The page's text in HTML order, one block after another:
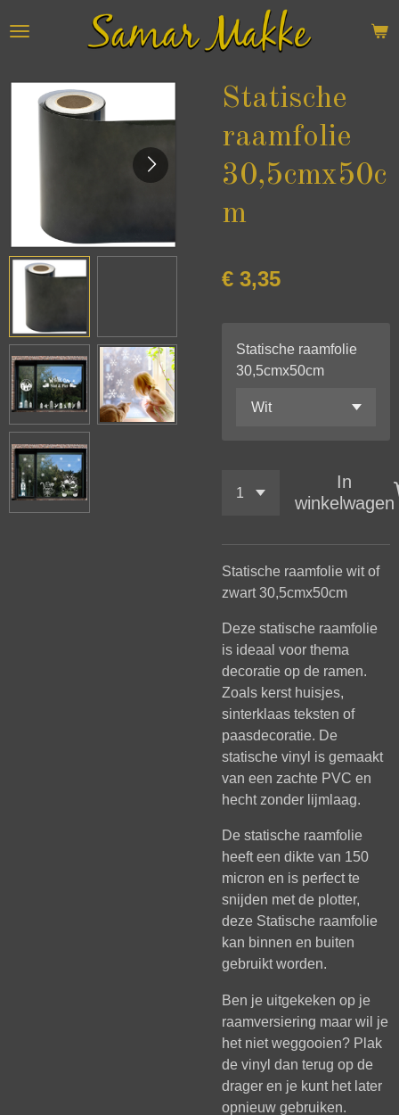
direct
de
hoofdinhoud
Statische
raamfolie
30,5cmx50c
m
€ 3,35
Statische raamfolie
30,5cmx50cm
In
winkelwagen
Statische raamfolie wit of
zwart 30,5cmx50cm
Deze statische raamfolie
is ideaal voor thema
decoratie op de ramen.
Zoals kerst huisjes,
sinterklaas teksten of
paasdecoratie. De
statische vinyl is gemaakt
van een zachte PVC en
hecht zonder lijmlaag.
De statische raamfolie
heeft een dikte van 150
micron en is perfect te
snijden met de plotter,
deze Statische raamfolie
kan binnen en buiten
gebruikt worden.
Ben je uitgekeken op je
raamversiering maar wil je
het niet weggooien? Plak
de vinyl dan terug op de
drager en je kunt het later
opnieuw gebruiken.